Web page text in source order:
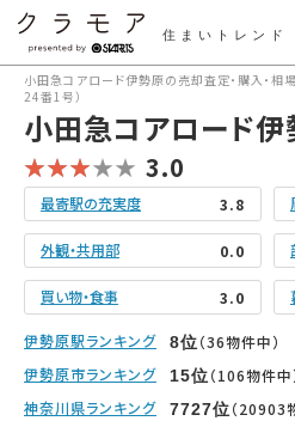
住まいトレンド
小田急コアロード伊勢原の売却査定・購入・
24番1号）
小田急コアロード伊
3.0
最寄駅の充実度 3.8
外観・共用部 0.0
買い物・食事 3.0
伊勢原駅ランキング 8位（36物件中）
伊勢原市ランキング
15位（106物件中
神奈川県ランキング
7727位（20903